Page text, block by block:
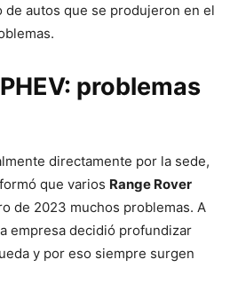
de autos que se produjeron en el
problemas
directamente por la sede,
que varios Range Rover
de 2023 muchos problemas. A
empresa decidió profundizar
y por eso siempre surgen